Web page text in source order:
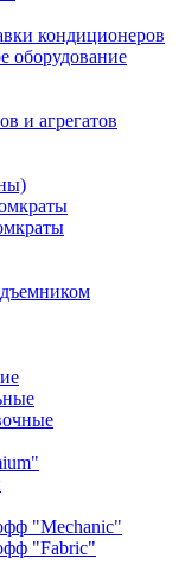
кондиционеров
оборудование
и агрегатов
"Mechanic"
"Fabric"